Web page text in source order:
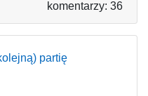
komentarzy: 36
partię